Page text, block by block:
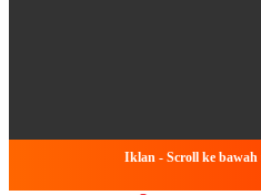
Iklan - Scroll ke